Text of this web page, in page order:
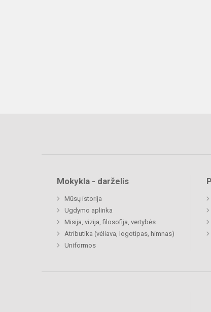
Mokykla - darželis
Mūsų istorija
Ugdymo aplinka
Misija, vizija, filosofija, vertybės
Atributika (vėliava, logotipas, himnas)
Uniformos